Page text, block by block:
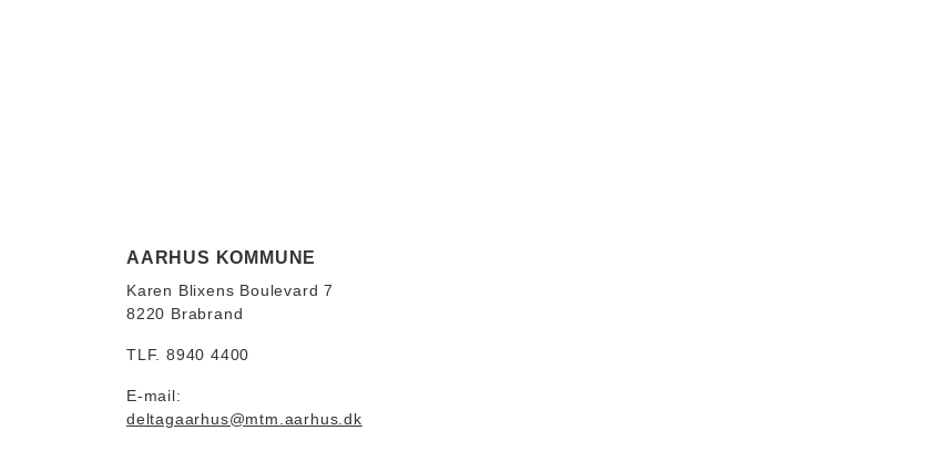
AARHUS KOMMUNE
Karen Blixens Boulevard 7
8220 Brabrand
TLF. 8940 4400
E-mail:
deltagaarhus@mtm.aarhus.dk